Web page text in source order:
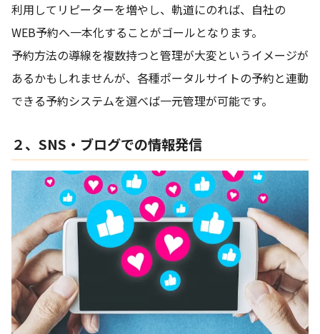
利用してリピーターを増やし、軌道にのれば、自社の
WEB予約へ一本化することがゴールとなります。
予約方法の導線を複数持つと管理が大変というイメージが
あるかもしれませんが、各種ポータルサイトの予約と連動
できる予約システムを選べば一元管理が可能です。
２、SNS・ブログでの情報発信